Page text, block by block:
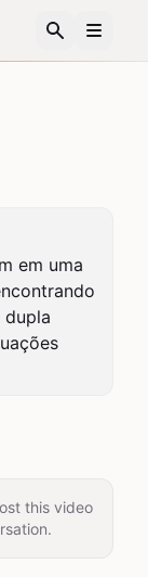
em uma
dupla
this video